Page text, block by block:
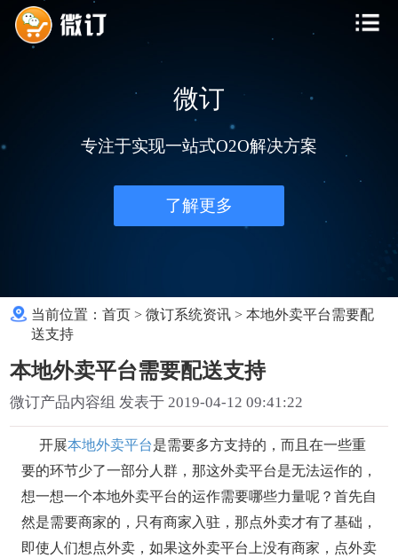
微订
专注于实现一站式O2O解决方案
了解更多
当前位置：首页 >微订系统资讯 >本地外卖平台需要配
送支持
本地外卖平台需要配送支持
微订产品内容组 发表于 2019-04-12 09:41:22
开展本地外卖平台是需要多方支持的，而且在一些重
要的环节少了一部分人群，那这外卖平台是无法运作的，
想一想一个本地外卖平台的运作需要哪些力量呢？首先自
然是需要商家的，只有商家入驻，那点外卖才有了基础，
即使人们想点外卖，如果这外卖平台上没有商家，点外卖